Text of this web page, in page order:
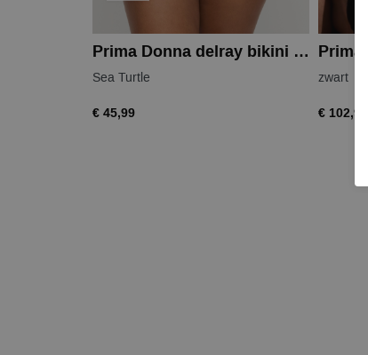
Prima Donna delray bikini slip
Sea Turtle
€ 45,99
zwart
€ 102,99